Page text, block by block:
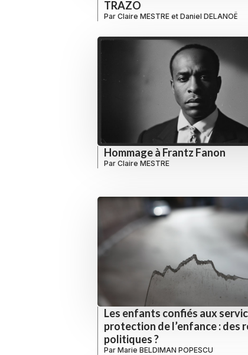
TRAZO
Par Claire MESTRE et Daniel DELANOË
Hommage à Frantz Fanon
Par Claire MESTRE
Les enfants confiés aux
protection de l’enfance : des
politiques ?
Par Marie BELDIMAN POPESCU